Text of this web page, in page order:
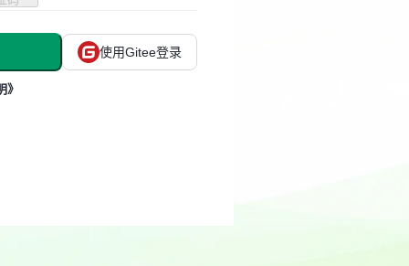
使用Gitee登录
》